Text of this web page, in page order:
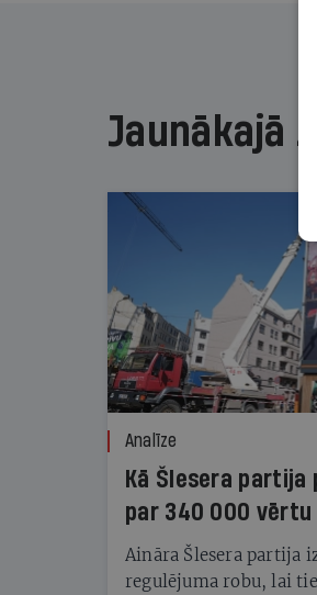
Jaunākajā
Analīze
Kā Šlesera
par 340 000
kampaņu
Aināra Šlesera partija
regulējuma robu, lai